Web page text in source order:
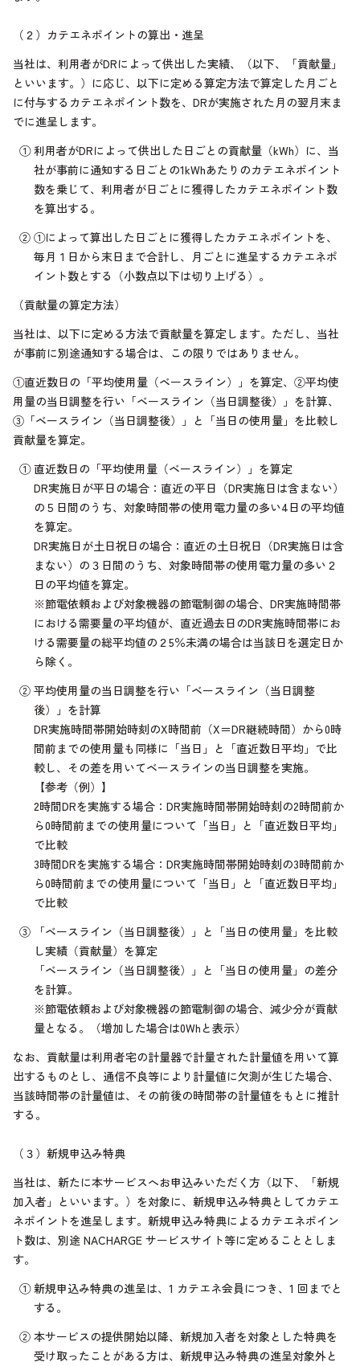
（２） カテエネポイントの算出・進呈
当社は、利用者がDRによって供出した実績、（以下、「貢献量」
といいます。）に応じ、以下に定める算定方法で算定した月ごと
に付与するカテエネポイント数を、DRが実施された月の翌月末ま
でに進呈します。
① 利用者がDRによって供出した日ごとの貢献量（kWh）に、当
社が事前に通知する日ごとの1kWhあたりのカテエネポイント
数を乗じて、利用者が日ごとに獲得したカテエネポイント数
を算出する。
② ①によって算出した日ごとに獲得したカテエネポイントを、
毎月１日から末日まで合計し、月ごとに進呈するカテエネポ
イント数とする（小数点以下は切り上げる）。
（貢献量の算定方法）
当社は、以下に定める方法で貢献量を算定します。ただし、当社
が事前に別途通知する場合は、この限りではありません。
①直近数日の「平均使用量（ベースライン）」を算定、②平均使
用量の当日調整を行い「ベースライン（当日調整後）」を計算、
③「ベースライン（当日調整後）」と「当日の使用量」を比較し
貢献量を算定。
① 直近数日の「平均使用量（ベースライン）」を算定
DR実施日が平日の場合：直近の平日（DR実施日は含まない）
の５日間のうち、対象時間帯の使用電力量の多い4日の平均値
を算定。
DR実施日が土日祝日の場合：直近の土日祝日（DR実施日は含
まない）の３日間のうち、対象時間帯の使用電力量の多い２
日の平均値を算定。
※節電依頼および対象機器の節電制御の場合、DR実施時間帯
における需要量の平均値が、直近過去日のDR実施時間帯にお
ける需要量の総平均値の２5％未満の場合は当該日を選定日か
ら除く。
② 平均使用量の当日調整を行い「ベースライン（当日調整
後）」を計算
DR実施時間帯開始時刻のX時間前（X＝DR継続時間）から0時
間前までの使用量も同様に「当日」と「直近数日平均」で比
較し、その差を用いてベースラインの当日調整を実施。
【参考（例）】
2時間DRを実施する場合：DR実施時間帯開始時刻の2時間前か
ら0時間前までの使用量について「当日」と「直近数日平均」
で比較
3時間DRを実施する場合：DR実施時間帯開始時刻の3時間前か
ら0時間前までの使用量について「当日」と「直近数日平均」
で比較
③
「ベースライン（当日調整後）」と「当日の使用量」を比較
し実績（貢献量）を算定
「ベースライン（当日調整後）」と「当日の使用量」の差分
を計算。
※節電依頼および対象機器の節電制御の場合、減少分が貢献
量となる。（増加した場合は0Whと表示）
なお、貢献量は利用者宅の計量器で計量された計量値を用いて算
出するものとし、通信不良等により計量値に欠測が生じた場合、
当該時間帯の計量値は、その前後の時間帯の計量値をもとに推計
する。
（３） 新規申込み特典
当社は、新たに本サービスへお申込みいただく方（以下、「新規
加入者」といいます。）を対象に、新規申込み特典としてカテエ
ネポイントを進呈します。新規申込み特典によるカテエネポイン
ト数は、別途 NACHARGE サービスサイト等に定めることとしま
す。
① 新規申込み特典の進呈は、1 カテエネ会員につき、1 回までと
する。
② 本サービスの提供開始以降、新規加入者を対象とした特典を
受け取ったことがある方は、新規申込み特典の進呈対象外と